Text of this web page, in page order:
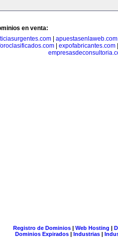
en venta:
| apuestasenlaweb.com
expofabricantes.com
Registro de Dominios| Web Hosting |
Dominios Expirados | Industrias |